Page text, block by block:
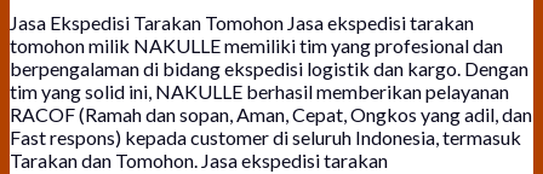
Jasa Ekspedisi Tarakan Tomohon Jasa ekspedisi tarakan
tomohon milik NAKULLE memiliki tim yang profesional dan
berpengalaman di bidang ekspedisi logistik dan kargo. Dengan
tim yang solid ini, NAKULLE berhasil memberikan pelayanan
RACOF (Ramah dan sopan, Aman, Cepat, Ongkos yang adil, dan
Fast respons) kepada customer di seluruh Indonesia, termasuk
Tarakan dan Tomohon. Jasa ekspedisi tarakan